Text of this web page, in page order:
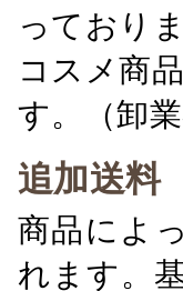
っておりま
コスメ商
す。（卸
追加送料
商品によ
れます。